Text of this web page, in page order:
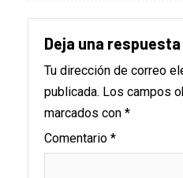
Deja una respuesta
Tu dirección de correo
publicada. Los campos
marcados con *
Comentario *